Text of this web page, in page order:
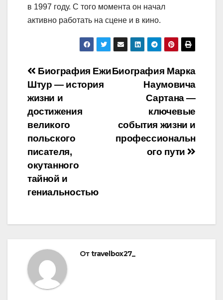
в 1997 году. С того момента он начал
активно работать на сцене и в кино.
Навигация
по
записям
Биография Марка
Наумовича
Сартана —
ключевые
события жизни и
профессиональн
ого пути
Биография Ежи
Штур — история
жизни и
достижения
великого
польского
писателя,
окутанного
тайной и
гениальностью
Отtravelbox27_